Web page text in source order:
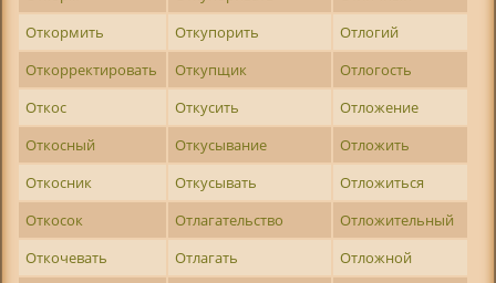
Откормить
Откупорить
Отлогий
Откорректировать
Откупщик
Отлогость
Откос
Откусить
Отложение
Откосный
Откусывание
Отложить
Откосник
Откусывать
Отложиться
Откосок
Отлагательство
Отложительный
Откочевать
Отлагать
Отложной